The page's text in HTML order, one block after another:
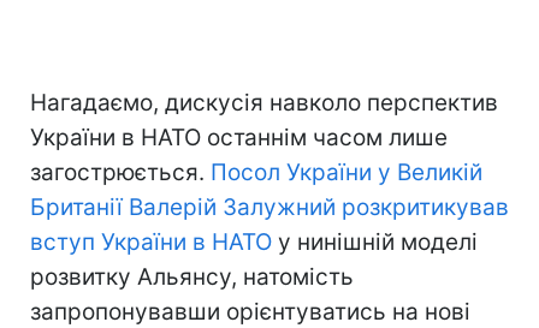
Нагадаємо, дискусія навколо перспектив
України в НАТО останнім часом лише
загострюється. Посол України у Великій
Британії Валерій Залужний розкритикував
вступ України в НАТО у нинішній моделі
розвитку Альянсу, натомість
запропонувавши орієнтуватись на нові